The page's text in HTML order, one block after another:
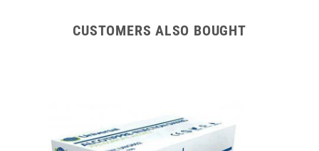
CUSTOMERS ALSO BOUGHT